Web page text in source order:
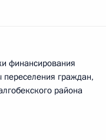
финансирования
граждан,
района